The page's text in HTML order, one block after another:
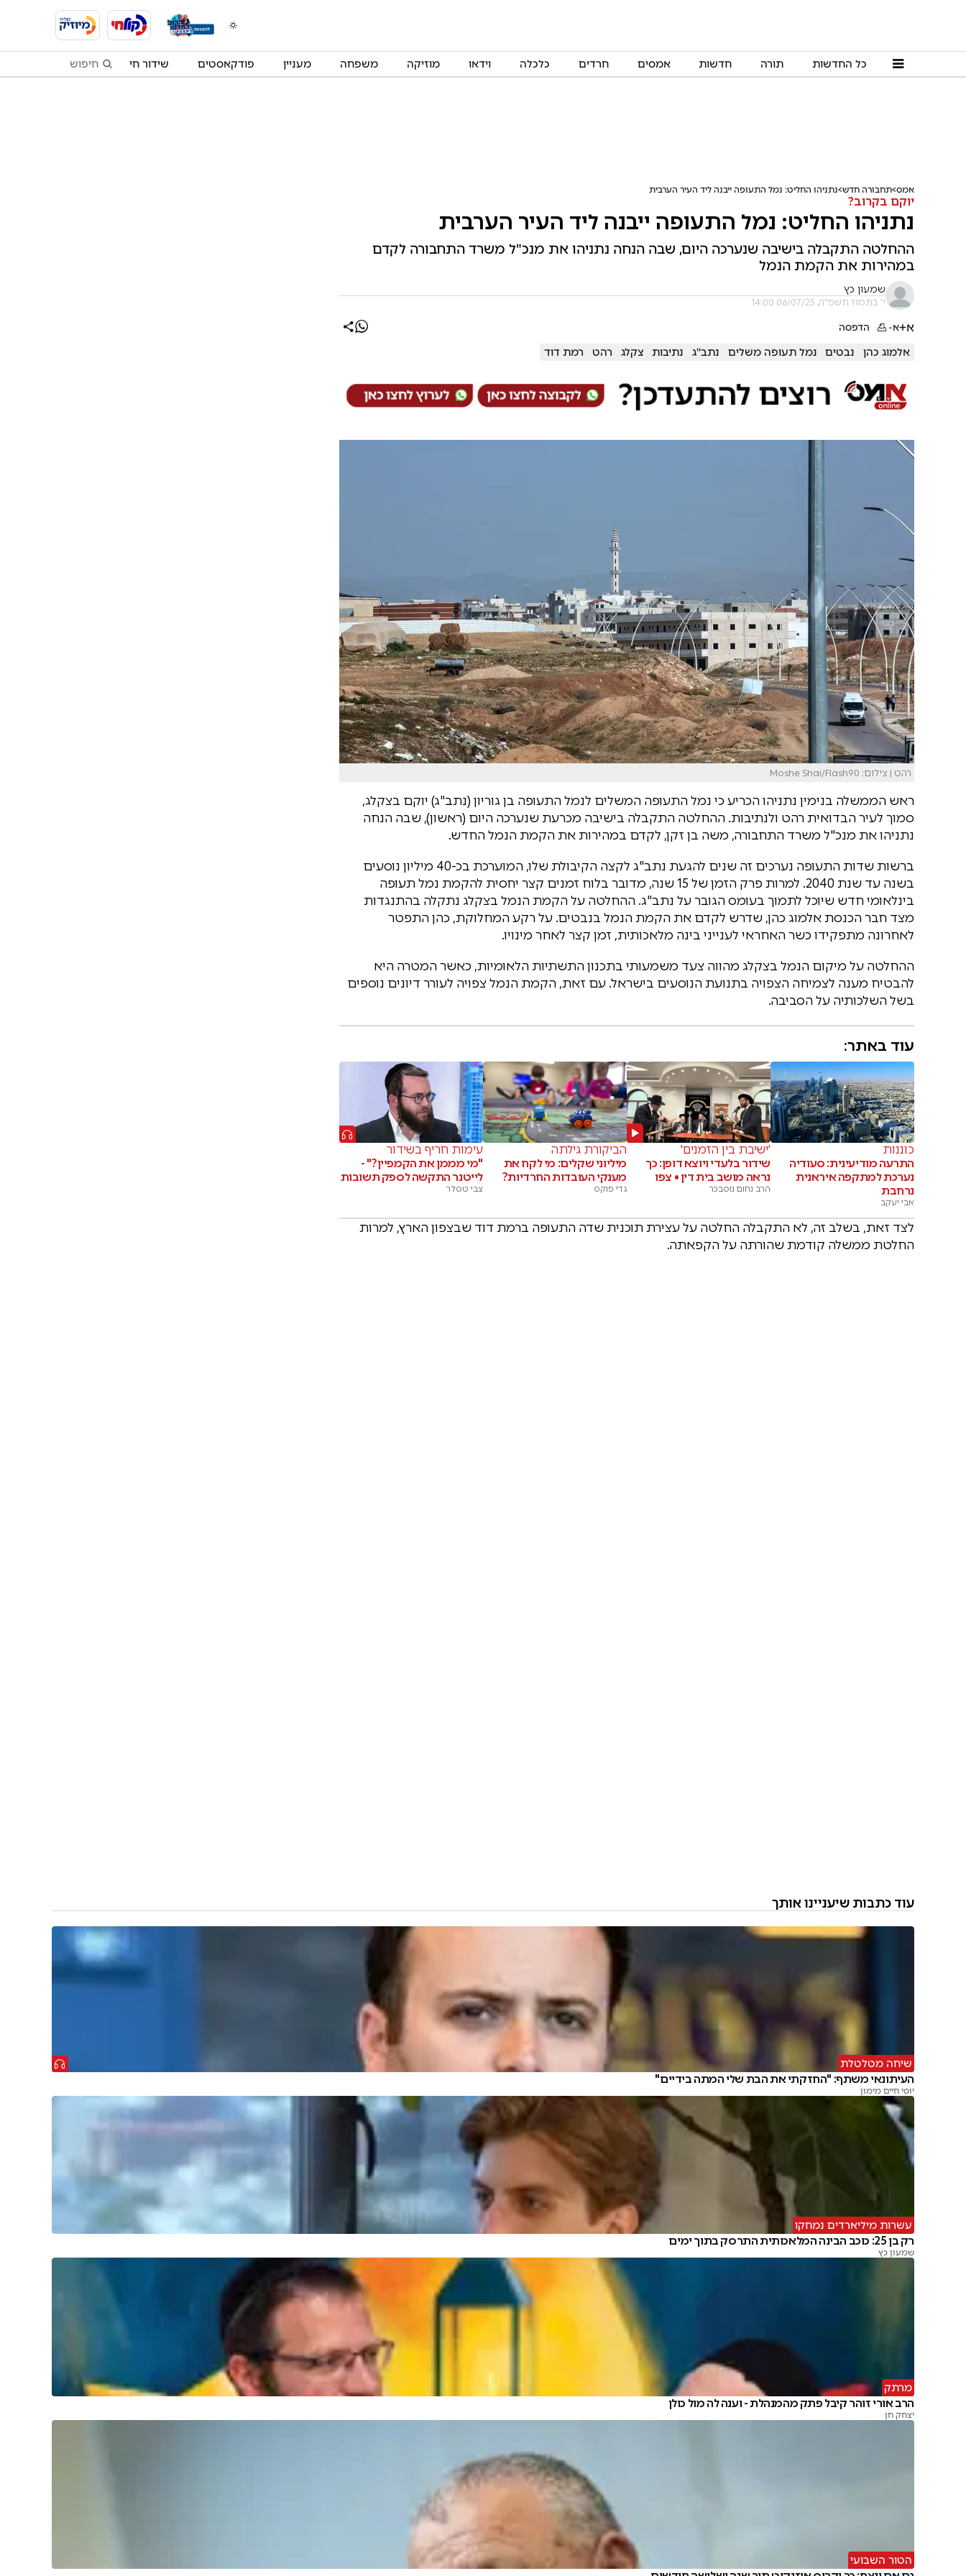
כל החדשות תורה חדשות אמסים חרדים כלכלה וידאו מוזיקה משפחה מעניין פודקאסטים שידור חי
אמס תחבורה חדש נתניהו החליט: נמל התעופה ייבנה ליד העיר הערבית
יוקם בקרוב?
נתניהו החליט: נמל התעופה ייבנה ליד העיר הערבית
ההחלטה התקבלה בישיבה שנערכה היום, שבה הנחה נתניהו את מנכ"ל משרד התחבורה לקדם
במהירות את הקמת הנמל
שמעון כץ
י' בתמוז תשפ"ה, 06/07/25 14:00
א+א- הדפסה
אלמוג כהן נבטים נמל תעופה משלים נתב''ג נתיבות צקלג רהט רמת דוד
רהט | צילום: Moshe Shai/Flash90
ראש הממשלה בנימין נתניהו הכריע כי נמל התעופה המשלים לנמל התעופה בן גוריון (נתב"ג) יוקם בצקלג,
סמוך לעיר הבדואית רהט ולנתיבות. ההחלטה התקבלה בישיבה מכרעת שנערכה היום (ראשון), שבה הנחה
נתניהו את מנכ"ל משרד התחבורה, משה בן זקן, לקדם במהירות את הקמת הנמל החדש.
ברשות שדות התעופה נערכים זה שנים להגעת נתב"ג לקצה הקיבולת שלו, המוערכת בכ-40 מיליון נוסעים
בשנה עד שנת 2040. למרות פרק הזמן של 15 שנה, מדובר בלוח זמנים קצר יחסית להקמת נמל תעופה
בינלאומי חדש שיוכל לתמוך בעומס הגובר על נתב"ג. ההחלטה על הקמת הנמל בצקלג נתקלה בהתנגדות
מצד חבר הכנסת אלמוג כהן, שדרש לקדם את הקמת הנמל בנבטים. על רקע המחלוקת, כהן התפטר
לאחרונה מתפקידו כשר האחראי לענייני בינה מלאכותית, זמן קצר לאחר מינויו.
ההחלטה על מיקום הנמל בצקלג מהווה צעד משמעותי בתכנון התשתיות הלאומיות, כאשר המטרה היא
להבטיח מענה לצמיחה הצפויה בתנועת הנוסעים בישראל. עם זאת, הקמת הנמל צפויה לעורר דיונים נוספים
בשל השלכותיה על הסביבה.
עוד באתר:
כוננות
התרעה מודיעינית: סעודיה
נערכת למתקפה איראנית
נרחבת
אבי יעקב
'ישיבת בין הזמנים'
שידור בלעדי ויוצא דופן: כך
נראה מושב בית דין • צפו
הרב נחום נוסבכר
הביקורת גילתה
מיליוני שקלים: מי לקח את
מענקי העובדות החרדיות?
גדי פוקס
עימות חריף בשידור
"מי מממן את הקמפיין?" -
לייטנר התקשה לספק תשובות
צבי טסלר
לצד זאת, בשלב זה, לא התקבלה החלטה על עצירת תוכנית שדה התעופה ברמת דוד שבצפון הארץ, למרות
החלטת ממשלה קודמת שהורתה על הקפאתה.
עוד כתבות שיעניינו אותך
שיחה מטלטלת
העיתונאי משתף: "החזקתי את הבת שלי המתה בידיים"
יוסי חיים מימון
עשרות מיליארדים נמחקו
רק בן 25: כוכב הבינה המלאכותית התרסק בתוך ימים
שמעון כץ
מרתק
הרב אורי זוהר קיבל פתק מהמנהלת - וענה לה מול כולן
יצחק חן
הטור השבועי